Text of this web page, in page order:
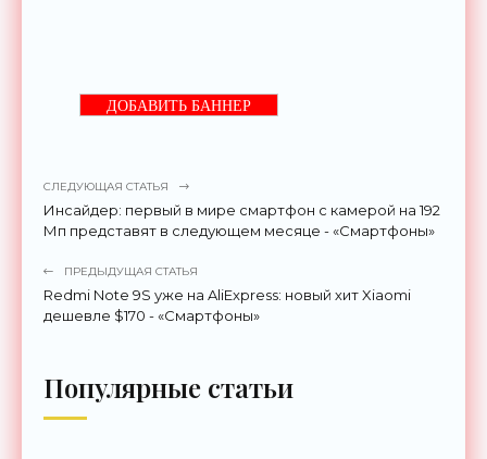
ДОБАВИТЬ БАННЕР
СЛЕДУЮЩАЯ СТАТЬЯ
Инсайдер: первый в мире смартфон с камерой на 192
Мп представят в следующем месяце - «Смартфоны»
ПРЕДЫДУЩАЯ СТАТЬЯ
Redmi Note 9S уже на AliExpress: новый хит Xiaomi
дешевле $170 - «Смартфоны»
Популярные статьи